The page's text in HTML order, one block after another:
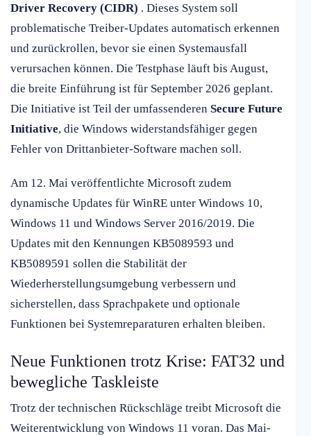
Driver Recovery (CIDR) . Dieses System soll
problematische Treiber-Updates automatisch erkennen
und zurückrollen, bevor sie einen Systemausfall
verursachen können. Die Testphase läuft bis August,
die breite Einführung ist für September 2026 geplant.
Die Initiative ist Teil der umfassenderen Secure Future
Initiative, die Windows widerstandsfähiger gegen
Fehler von Drittanbieter-Software machen soll.
Am 12. Mai veröffentlichte Microsoft zudem
dynamische Updates für WinRE unter Windows 10,
Windows 11 und Windows Server 2016/2019. Die
Updates mit den Kennungen KB5089593 und
KB5089591 sollen die Stabilität der
Wiederherstellungsumgebung verbessern und
sicherstellen, dass Sprachpakete und optionale
Funktionen bei Systemreparaturen erhalten bleiben.
Neue Funktionen trotz Krise: FAT32 und
bewegliche Taskleiste
Trotz der technischen Rückschläge treibt Microsoft die
Weiterentwicklung von Windows 11 voran. Das Mai-